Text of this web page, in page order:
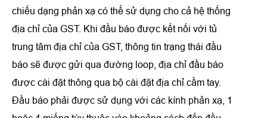
chiếu dạng phản xạ có thể sử dụng cho cả hệ thống
địa chỉ của GST. Khi đầu báo được kết nối với tủ
trung tâm địa chỉ của GST, thông tin trạng thái đầu
báo sẽ được gửi qua đường loop, địa chỉ đầu báo
được cài đặt thông qua bộ cài đặt địa chỉ cầm tay.
Đầu báo phải được sử dụng với các kính phản xạ, 1